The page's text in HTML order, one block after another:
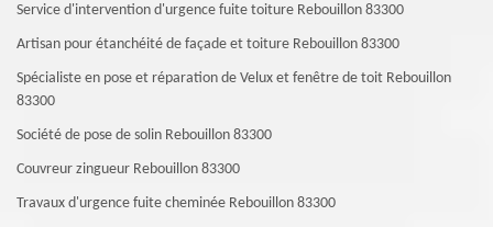
Service d'intervention d'urgence fuite toiture Rebouillon 83300
Artisan pour étanchéité de façade et toiture Rebouillon 83300
Spécialiste en pose et réparation de Velux et fenêtre de toit Rebouillon
83300
Société de pose de solin Rebouillon 83300
Couvreur zingueur Rebouillon 83300
Travaux d'urgence fuite cheminée Rebouillon 83300